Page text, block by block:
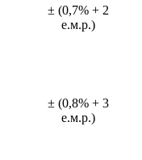
± (0,7% + 2
е.м.р.)
± (0,8% + 3
е.м.р.)